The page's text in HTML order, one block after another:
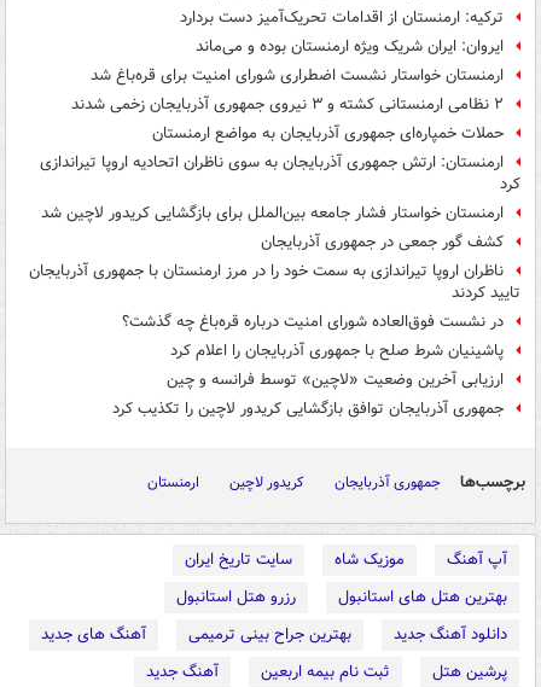
ترکیه: ارمنستان از اقدامات تحریک‌آمیز دست بردارد
ایروان: ایران شریک ویژه ارمنستان بوده و می‌ماند
ارمنستان خواستار نشست اضطراری شورای امنیت برای قره‌باغ شد
۲ نظامی ارمنستانی کشته و ۳ نیروی جمهوری آذربایجان زخمی شدند
حملات خمپاره‌ای جمهوری آذربایجان به مواضع ارمنستان
ارمنستان: ارتش جمهوری آذربایجان به سوی ناظران اتحادیه اروپا تیراندازی
کرد
ارمنستان خواستار فشار جامعه بین‌الملل برای بازگشایی کریدور لاچین شد
کشف گور جمعی در جمهوری آذربایجان
ناظران اروپا تیراندازی به سمت خود را در مرز ارمنستان با جمهوری آذربایجان
تایید کردند
در نشست فوق‌العاده شورای امنیت درباره قره‌باغ چه گذشت؟
پاشینیان شرط صلح با جمهوری آذربایجان را اعلام کرد
ارزیابی آخرین وضعیت «لاچین» توسط فرانسه و چین
جمهوری آذربایجان توافق بازگشایی کریدور لاچین را تکذیب کرد
برچسب‌ها جمهوری آذربایجان کریدور لاچین ارمنستان
آپ آهنگ موزیک شاه
سایت تاریخ ایران
بهترین هتل های استانبول
رزرو هتل استانبول
دانلود آهنگ جدید
بهترین جراح بینی ترمیمی
آهنگ های جدید
پرشین هتل
ثبت نام بیمه اربعین
آهنگ جدید